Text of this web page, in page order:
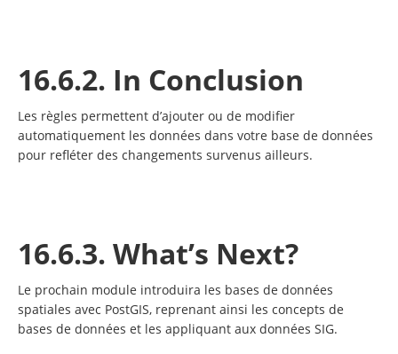
16.6.2. In Conclusion
Les règles permettent d’ajouter ou de modifier
automatiquement les données dans votre base de données
pour refléter des changements survenus ailleurs.
16.6.3. What’s Next?
Le prochain module introduira les bases de données
spatiales avec PostGIS, reprenant ainsi les concepts de
bases de données et les appliquant aux données SIG.